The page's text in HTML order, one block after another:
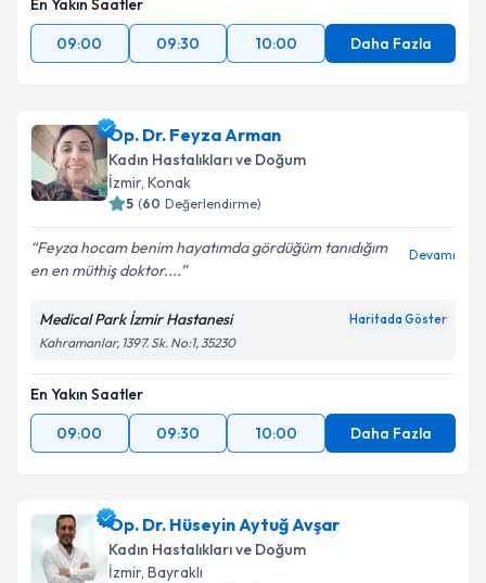
En Yakın Saatler
09:00
09:30 10:00 Daha Fazla
Op. Dr. Feyza Arman
Kadın Hastalıkları ve Doğum
İzmir, Konak
5 (60 Değerlendirme)
Feyza hocam benim hayatımda gördüğüm tanıdığım
en en müthiş doktor....
Devamı
Medical Park İzmir Hastanesi Haritada Göster
Kahramanlar, 1397. Sk. No:1, 35230
En Yakın Saatler
09:00
09:30 10:00 Daha Fazla
Op. Dr. Hüseyin Aytuğ Avşar
Kadın Hastalıkları ve Doğum
İzmir, Bayraklı